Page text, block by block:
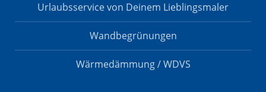
Urlaubsservice von Deinem Lieblingsmaler
Wandbegrünungen
Wärmedämmung / WDVS